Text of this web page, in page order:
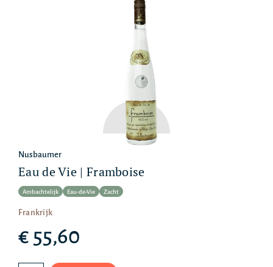
Nusbaumer
Eau de Vie | Framboise
Ambachtelijk Eau-de-Vie Zacht
Frankrijk
€ 55,60